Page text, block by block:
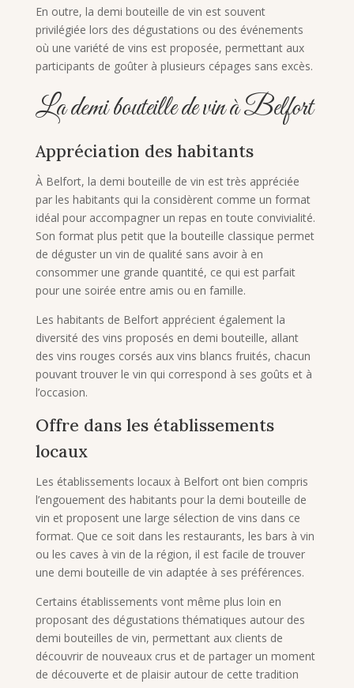
En outre, la demi bouteille de vin est souvent
privilégiée lors des dégustations ou des événements
où une variété de vins est proposée, permettant aux
participants de goûter à plusieurs cépages sans excès.
La demi bouteille de vin à Belfort
Appréciation des habitants
À Belfort, la demi bouteille de vin est très appréciée
par les habitants qui la considèrent comme un format
idéal pour accompagner un repas en toute convivialité.
Son format plus petit que la bouteille classique permet
de déguster un vin de qualité sans avoir à en
consommer une grande quantité, ce qui est parfait
pour une soirée entre amis ou en famille.
Les habitants de Belfort apprécient également la
diversité des vins proposés en demi bouteille, allant
des vins rouges corsés aux vins blancs fruités, chacun
pouvant trouver le vin qui correspond à ses goûts et à
l’occasion.
Offre dans les établissements
locaux
Les établissements locaux à Belfort ont bien compris
l’engouement des habitants pour la demi bouteille de
vin et proposent une large sélection de vins dans ce
format. Que ce soit dans les restaurants, les bars à vin
ou les caves à vin de la région, il est facile de trouver
une demi bouteille de vin adaptée à ses préférences.
Certains établissements vont même plus loin en
proposant des dégustations thématiques autour des
demi bouteilles de vin, permettant aux clients de
découvrir de nouveaux crus et de partager un moment
de découverte et de plaisir autour de cette tradition